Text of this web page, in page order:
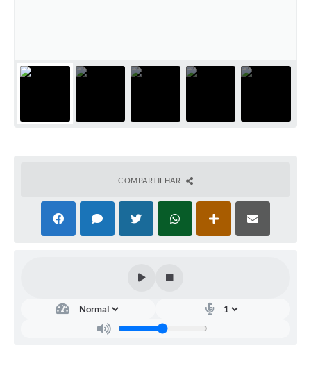
COMPARTILHAR